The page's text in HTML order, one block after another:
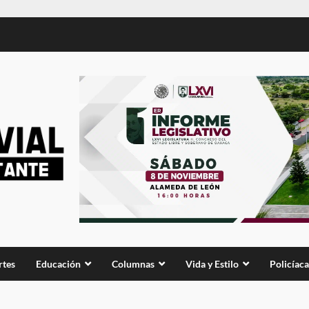
Educación Columnas Vida y Estilo Policíaca